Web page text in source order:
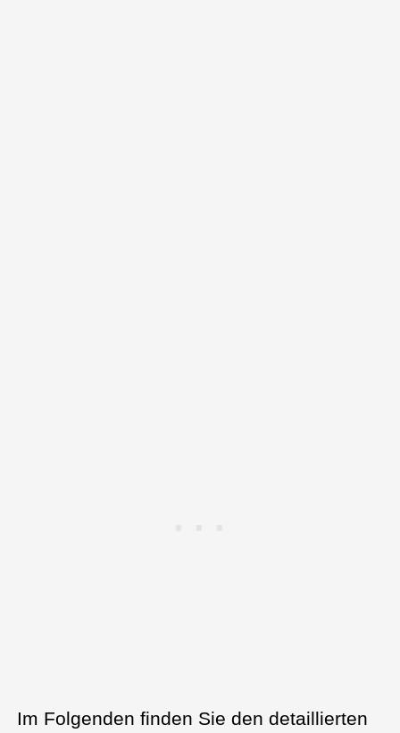
Im Folgenden finden Sie den detaillierten